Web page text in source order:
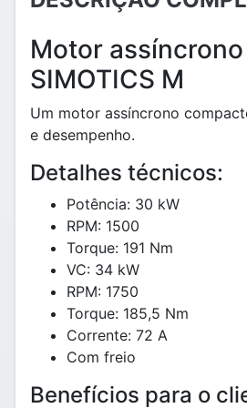
Motor
SIMOTICS M
Um motor assíncrono
e desempenho.
Detalhes técnicos:
Potência: 30 kW
RPM: 1500
Torque: 191 Nm
VC: 34 kW
RPM: 1750
Torque: 185,5 Nm
Corrente: 72 A
Com freio
Benefícios para o